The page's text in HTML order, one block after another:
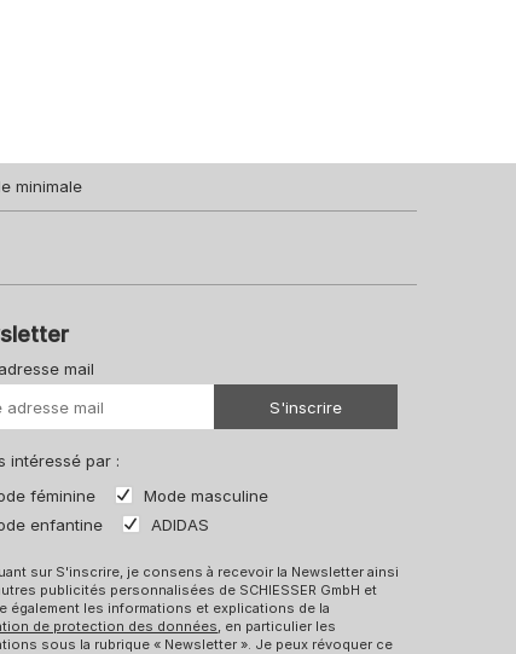
minimale
mail
S'inscrire
intéressé par :
féminine
Mode masculine
enfantine
ADIDAS
sur S'inscrire, je consens à recevoir la Newsletter ainsi
publicités personnalisées de SCHIESSER GmbH et
également les informations et explications de la
de protection des données, en particulier les
sous la rubrique « Newsletter ». Je peux révoquer ce